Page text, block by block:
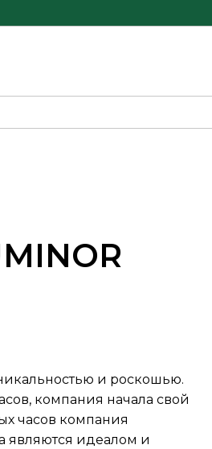
и роскошью.
компания начала свой
часов компания
являются идеалом и